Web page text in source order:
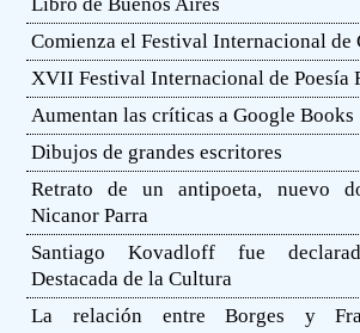
Comienza el Festival Internacional de
XVII Festival Internacional de Poesía
Aumentan las críticas a Google Books
Dibujos de grandes escritores
Retrato de un antipoeta, nuevo
Nicanor Parra
Santiago Kovadloff fue
Destacada de la Cultura
La relación entre Borges y